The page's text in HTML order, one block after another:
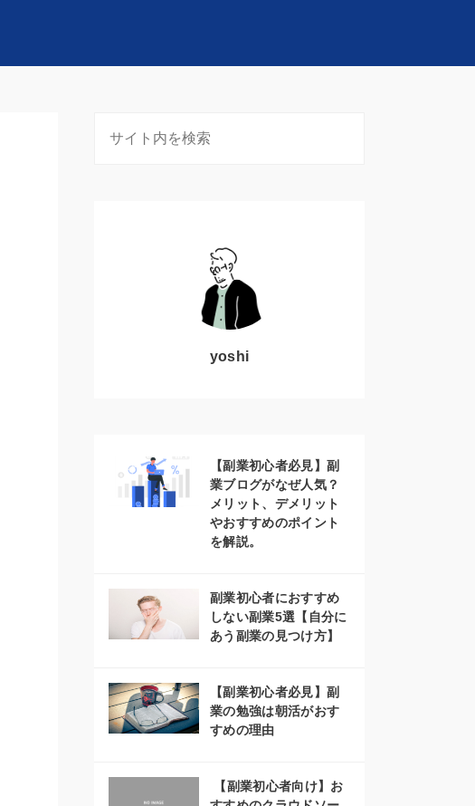
yoshi
【副業初心者必見】副
業ブログがなぜ人気？
メリット、デメリット
やおすすめのポイント
を解説。
副業初心者におすすめ
しない副業5選【自分に
あう副業の見つけ方】
【副業初心者必見】副
業の勉強は朝活がおす
すめの理由
【副業初心者向け】お